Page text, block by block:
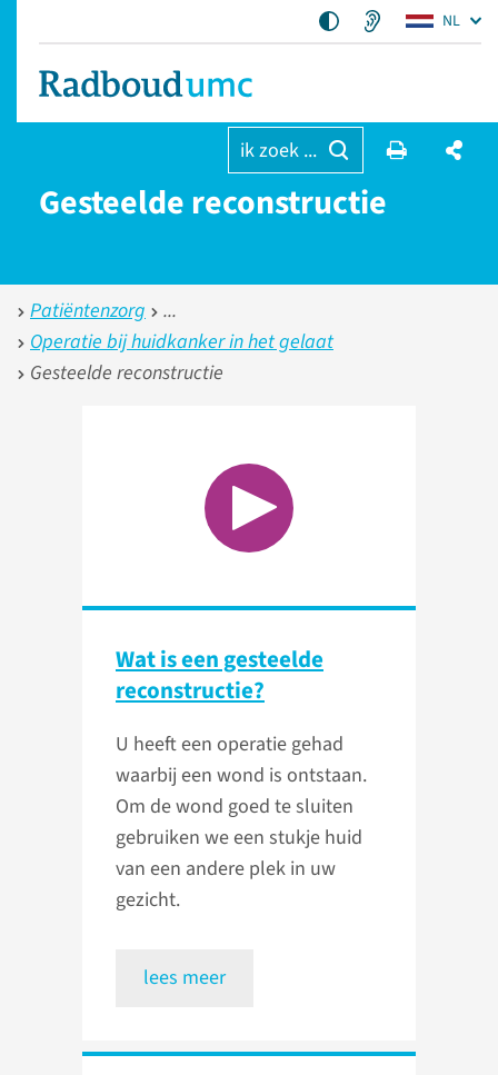
NL
ik zoek ...
Gesteelde reconstructie
Patiëntenzorg
Operatie bij huidkanker in het gelaat
Gesteelde reconstructie
Wat is een gesteelde
reconstructie?
U heeft een operatie gehad
waarbij een wond is ontstaan.
Om de wond goed te sluiten
gebruiken we een stukje huid
van een andere plek in uw
gezicht.
lees meer